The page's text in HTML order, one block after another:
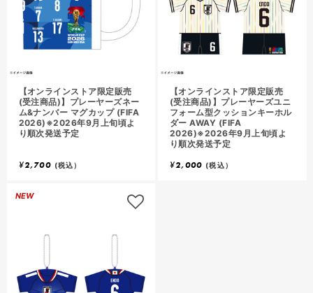
【オンラインストア限定販売
(受注商品)】プレーヤーズネー
ム&ナンバー マグカップ (FIFA
2026)※2026年9月上旬頃よ
り順次発送予定
¥2,700 (税込）
【オンラインストア限定販売
(受注商品)】プレーヤーズユニ
フォーム型クッションキーホル
ダー AWAY (FIFA
2026)※2026年9月上旬頃よ
り順次発送予定
¥2,000 (税込）
NEW